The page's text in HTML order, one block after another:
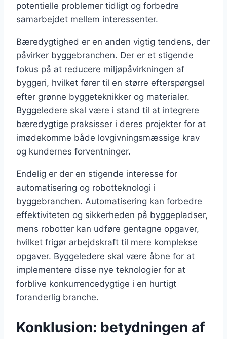
potentielle problemer tidligt og forbedre
samarbejdet mellem interessenter.
Bæredygtighed er en anden vigtig tendens, der
påvirker byggebranchen. Der er et stigende
fokus på at reducere miljøpåvirkningen af
byggeri, hvilket fører til en større efterspørgsel
efter grønne byggeteknikker og materialer.
Byggeledere skal være i stand til at integrere
bæredygtige praksisser i deres projekter for at
imødekomme både lovgivningsmæssige krav
og kundernes forventninger.
Endelig er der en stigende interesse for
automatisering og robotteknologi i
byggebranchen. Automatisering kan forbedre
effektiviteten og sikkerheden på byggepladser,
mens robotter kan udføre gentagne opgaver,
hvilket frigør arbejdskraft til mere komplekse
opgaver. Byggeledere skal være åbne for at
implementere disse nye teknologier for at
forblive konkurrencedygtige i en hurtigt
foranderlig branche.
Konklusion: betydningen af